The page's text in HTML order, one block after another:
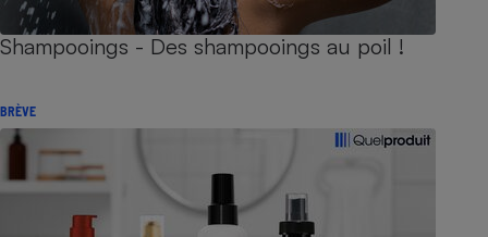
Shampooings - Des shampooings au poil !
BRÈVE